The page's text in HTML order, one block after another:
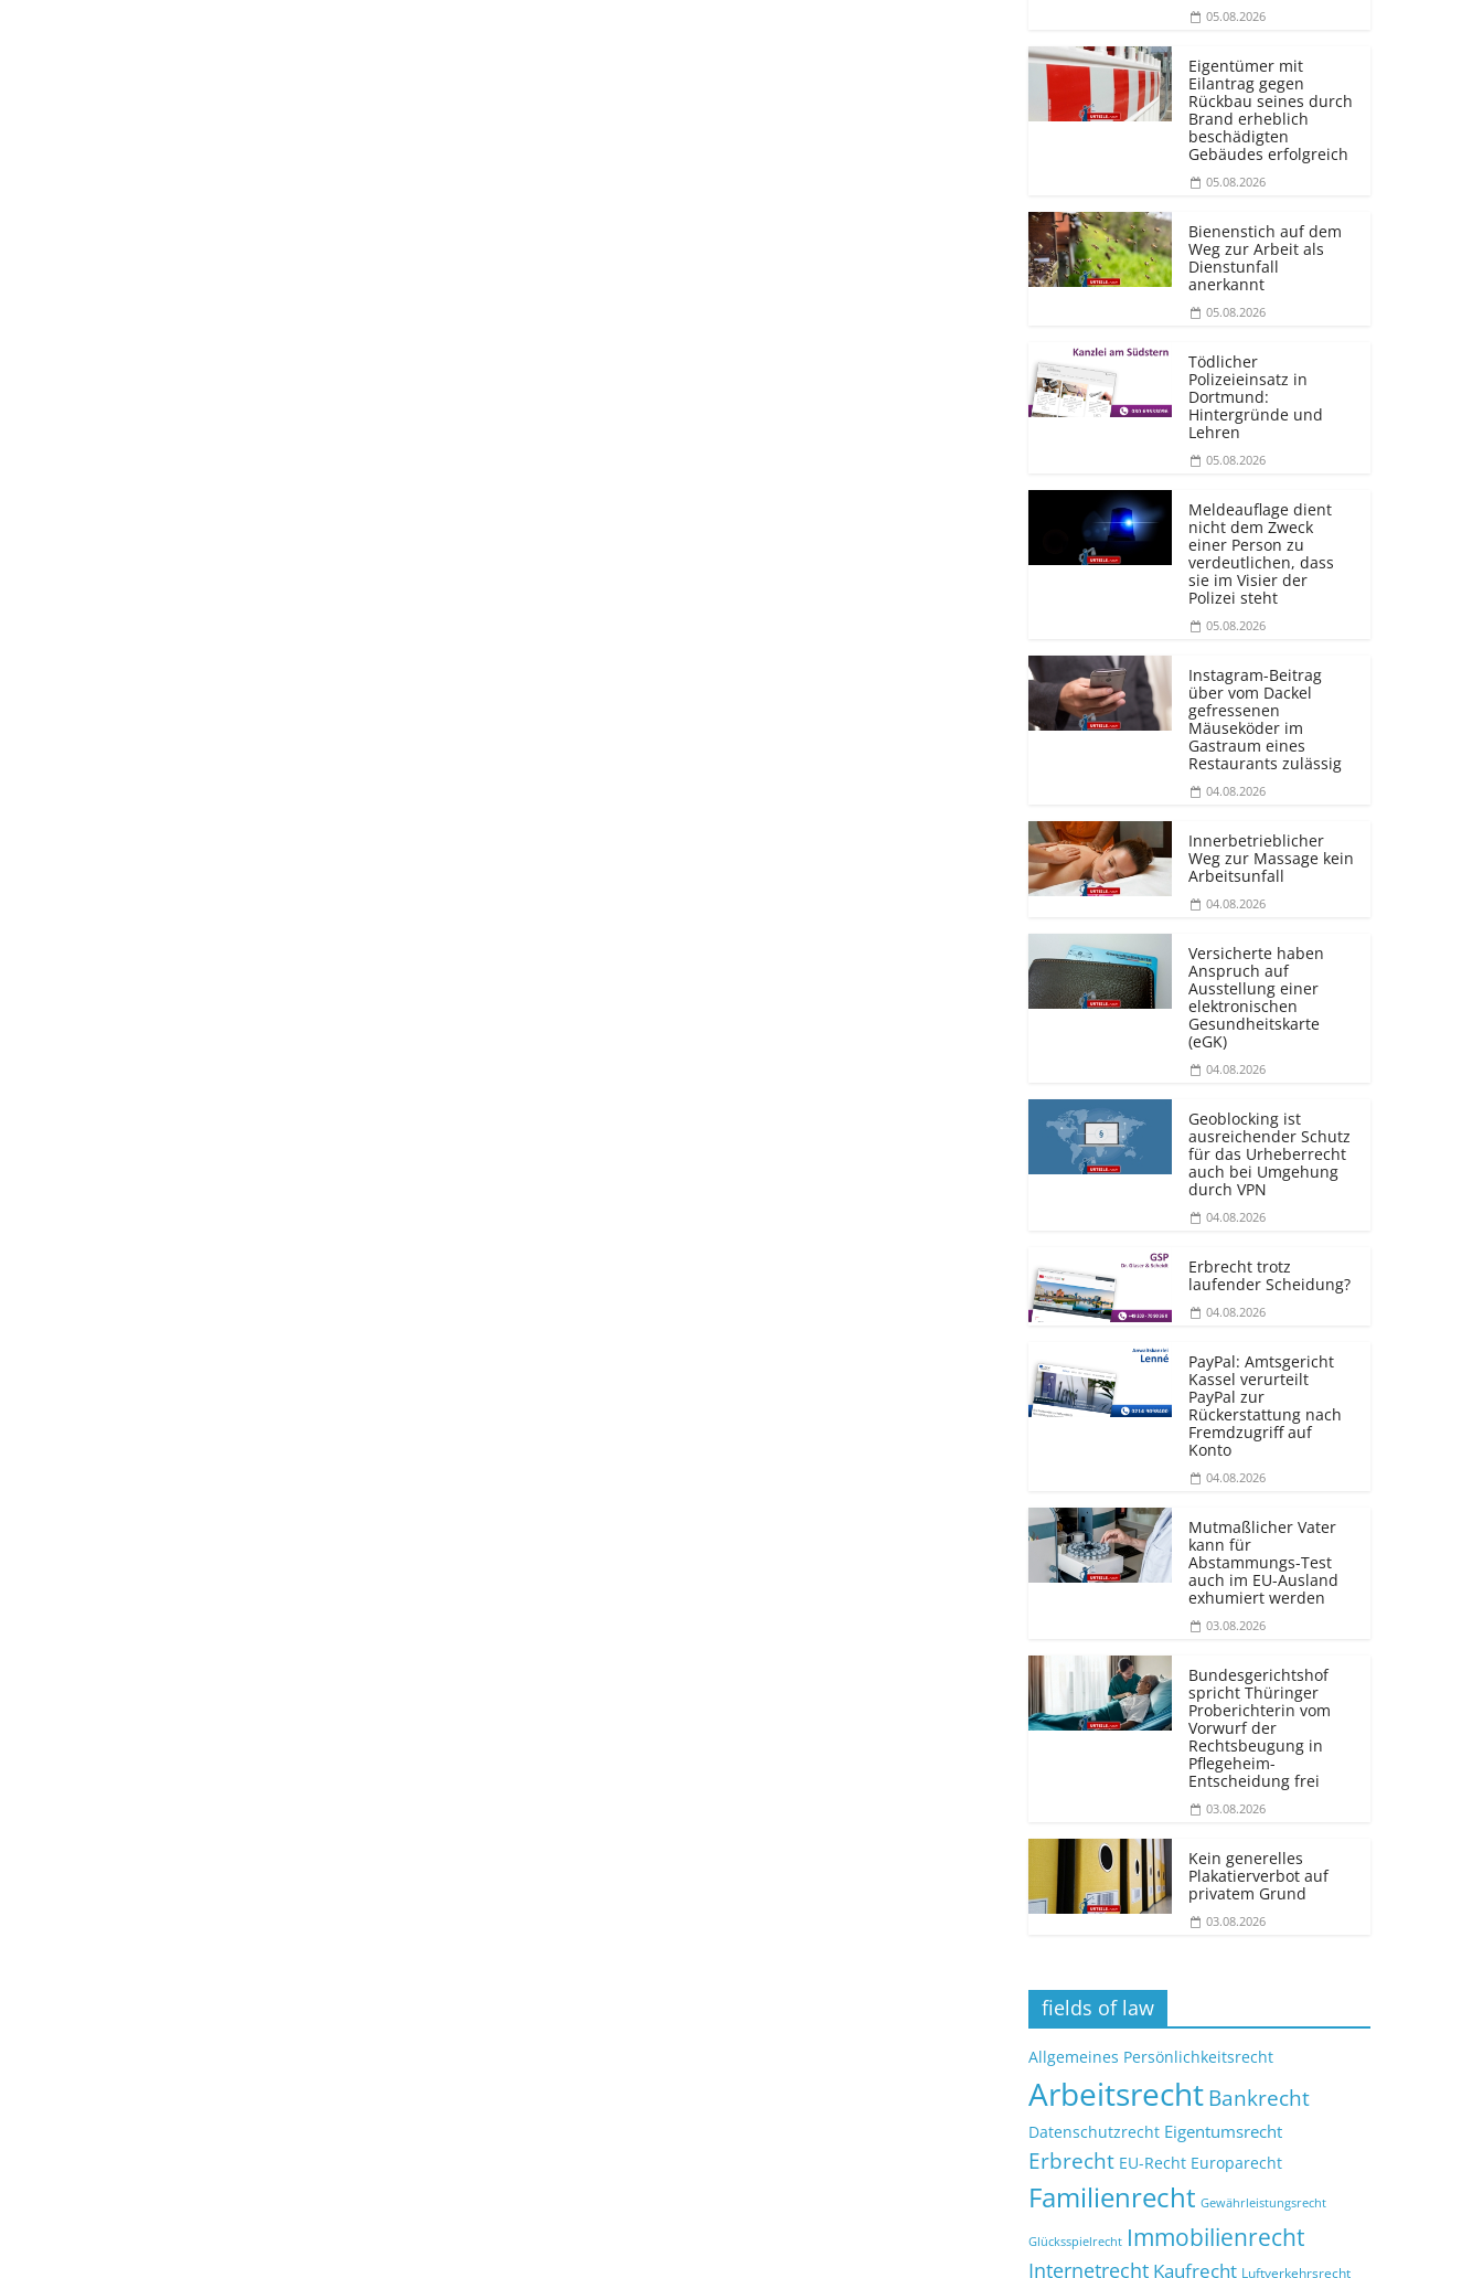
05.08.2026
Eigentümer mit
Eilantrag gegen
Rückbau seines durch
Brand erheblich
beschädigten
Gebäudes erfolgreich
05.08.2026
Bienenstich auf dem
Weg zur Arbeit als
Dienstunfall
anerkannt
05.08.2026
Tödlicher
Polizeieinsatz in
Dortmund:
Hintergründe und
Lehren
05.08.2026
Meldeauflage dient
nicht dem Zweck
einer Person zu
verdeutlichen, dass
sie im Visier der
Polizei steht
05.08.2026
Instagram-Beitrag
über vom Dackel
gefressenen
Mäuseköder im
Gastraum eines
Restaurants zulässig
04.08.2026
Innerbetrieblicher
Weg zur Massage kein
Arbeitsunfall
04.08.2026
Versicherte haben
Anspruch auf
Ausstellung einer
elektronischen
Gesundheitskarte
(eGK)
04.08.2026
Geoblocking ist
ausreichender Schutz
für das Urheberrecht
auch bei Umgehung
durch VPN
04.08.2026
Erbrecht trotz
laufender Scheidung?
04.08.2026
PayPal: Amtsgericht
Kassel verurteilt
PayPal zur
Rückerstattung nach
Fremdzugriff auf
Konto
04.08.2026
Mutmaßlicher Vater
kann für
Abstammungs-Test
auch im EU-Ausland
exhumiert werden
03.08.2026
Bundesgerichtshof
spricht Thüringer
Proberichterin vom
Vorwurf der
Rechtsbeugung in
Pflegeheim-
Entscheidung frei
03.08.2026
Kein generelles
Plakatierverbot auf
privatem Grund
03.08.2026
fields of law
Allgemeines Persönlichkeitsrecht
ArbeitsrechtBankrecht
Datenschutzrecht Eigentumsrecht
Erbrecht EU-Recht Europarecht
Familienrecht Gewährleistungsrecht
Glücksspielrecht Immobilienrecht
Internetrecht Kaufrecht Luftverkehrsrecht